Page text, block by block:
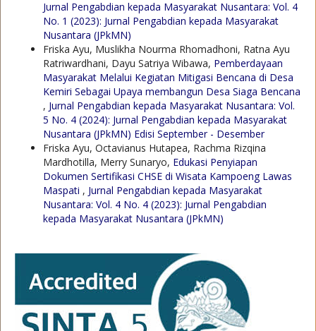
Jurnal Pengabdian kepada Masyarakat Nusantara: Vol. 4
No. 1 (2023): Jurnal Pengabdian kepada Masyarakat
Nusantara (JPkMN)
Friska Ayu, Muslikha Nourma Rhomadhoni, Ratna Ayu
Ratriwardhani, Dayu Satriya Wibawa, Pemberdayaan
Masyarakat Melalui Kegiatan Mitigasi Bencana di Desa
Kemiri Sebagai Upaya membangun Desa Siaga Bencana
, Jurnal Pengabdian kepada Masyarakat Nusantara: Vol.
5 No. 4 (2024): Jurnal Pengabdian kepada Masyarakat
Nusantara (JPkMN) Edisi September - Desember
Friska Ayu, Octavianus Hutapea, Rachma Rizqina
Mardhotilla, Merry Sunaryo, Edukasi Penyiapan
Dokumen Sertifikasi CHSE di Wisata Kampoeng Lawas
Maspati , Jurnal Pengabdian kepada Masyarakat
Nusantara: Vol. 4 No. 4 (2023): Jurnal Pengabdian
kepada Masyarakat Nusantara (JPkMN)